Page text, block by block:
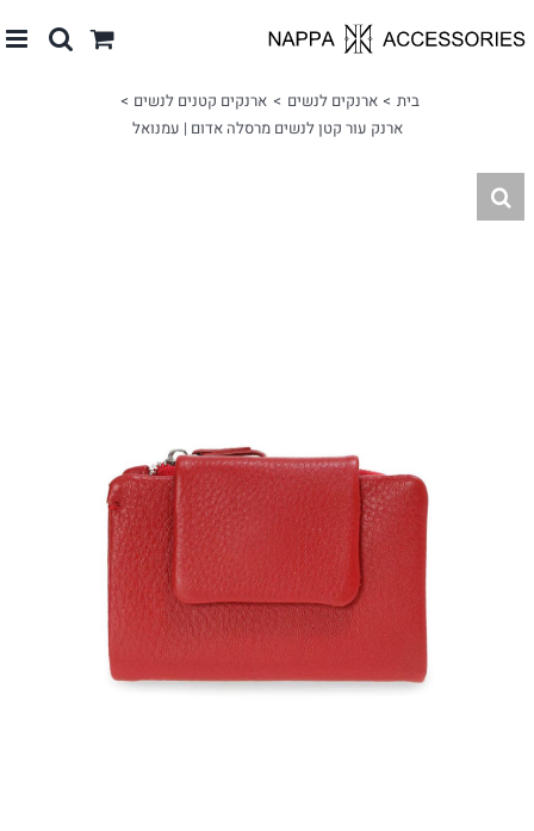
לתוכן
בית ארנקים לנשים
ארנקים קטנים לנשים
ארנק עור קטן לנשים מרסלה אדום | עמנואל